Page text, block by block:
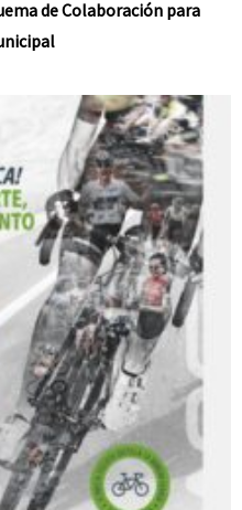
de Colaboración para